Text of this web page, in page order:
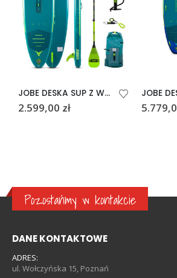
JOBE DESKA SUP Z WIOSŁEM YARRA 10,6
2.599,00 zł
Pozostańmy w kontakcie
DANE KONTAKTOWE
ADRES:
ul. Wołczyńska 15, Poznań